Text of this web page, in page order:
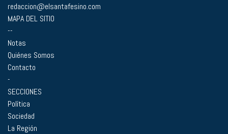
redaccion@elsantafesino.com
MAPA DEL SITIO
--
Notas
Quiénes Somos
Contacto
-
SECCIONES
Política
Sociedad
La Región